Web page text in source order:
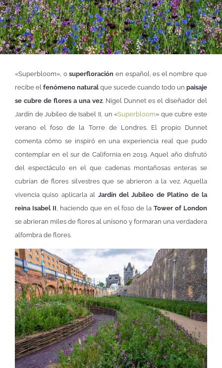
«Superbloom», osuperfloración en español, es el nombre que
recibe el fenómeno natural que sucede cuando todo un paisaje
se cubre de flores a una vez. Nigel Dunnet es el diseñador del
Jardín de Jubileo de Isabel II, un «Superbloom» que cubre este
verano el foso de la Torre de Londres. El propio Dunnet
comenta cómo se inspiró en una experiencia real que pudo
contemplar en el sur de California en 2019. Aquel año disfrutó
del espectáculo en el que cadenas montañosas enteras se
cubrían de flores silvestres que se abrieron a la vez. Aquella
vivencia quiso aplicarla al Jardín del Jubileo de Platino de la
reina Isabel II , haciendo que en el foso de laTower of London
se abrieran miles de flores al unísono y formaran una verdadera
alfombra de flores.